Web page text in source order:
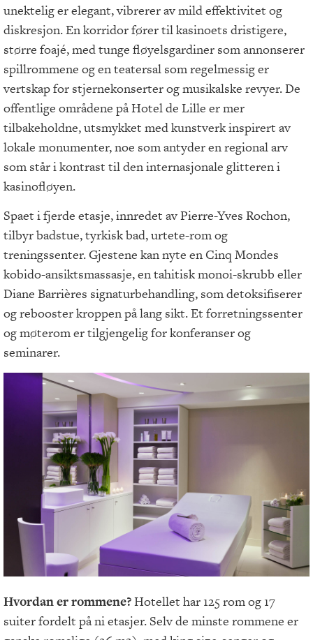
unektelig er elegant, vibrerer av mild effektivitet og
diskresjon. En korridor fører til kasinoets dristigere,
større foajé, med tunge fløyelsgardiner som annonserer
spillrommene og en teatersal som regelmessig er
vertskap for stjernekonserter og musikalske revyer. De
offentlige områdene på Hotel de Lille er mer
tilbakeholdne, utsmykket med kunstverk inspirert av
lokale monumenter, noe som antyder en regional arv
som står i kontrast til den internasjonale glitteren i
kasinofløyen.
Spaet i fjerde etasje, innredet av Pierre-Yves Rochon,
tilbyr badstue, tyrkisk bad, urtete-rom og
treningssenter. Gjestene kan nyte en Cinq Mondes
kobido-ansiktsmassasje, en tahitisk monoi-skrubb eller
Diane Barrières signaturbehandling, som detoksifiserer
og rebooster kroppen på lang sikt. Et forretningssenter
og møterom er tilgjengelig for konferanser og
seminarer.
Hvordan er rommene?Hotellet har 125 rom og 17
suiter fordelt på ni etasjer. Selv de minste rommene er